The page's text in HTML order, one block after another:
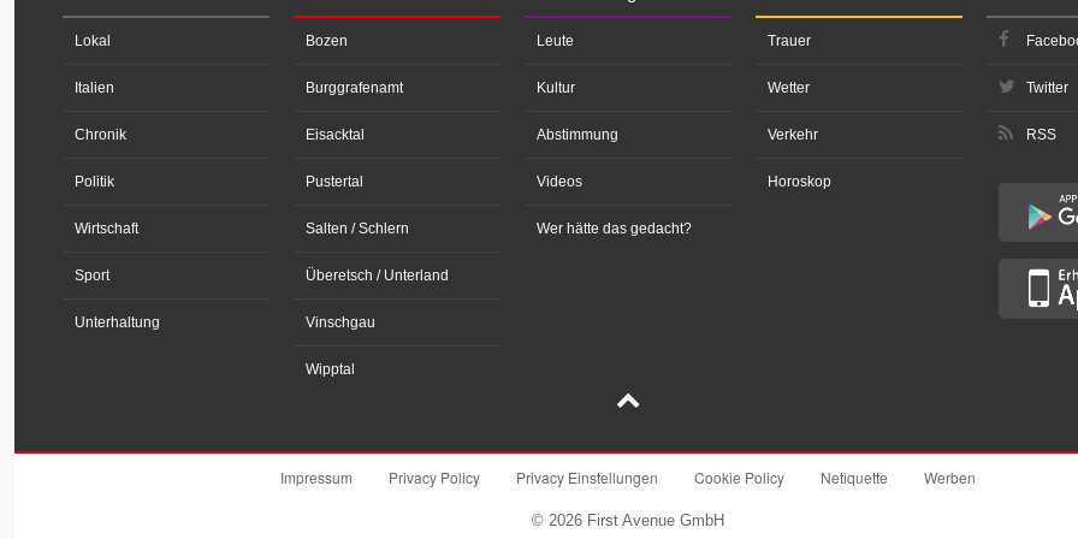
Lokal
Italien
Chronik
Politik
Wirtschaft
Sport
Unterhaltung
Bozen
Burggrafenamt
Eisacktal
Pustertal
Salten / Schlern
Überetsch / Unterland
Vinschgau
Wipptal
Leute
Kultur
Abstimmung
Videos
Wer hätte das gedacht?
Trauer
Wetter
Verkehr
Horoskop
Twitter
RSS
Impressum Privacy Policy Privacy Einstellungen Cookie Policy Netiquette Werben
© 2026 First Avenue GmbH